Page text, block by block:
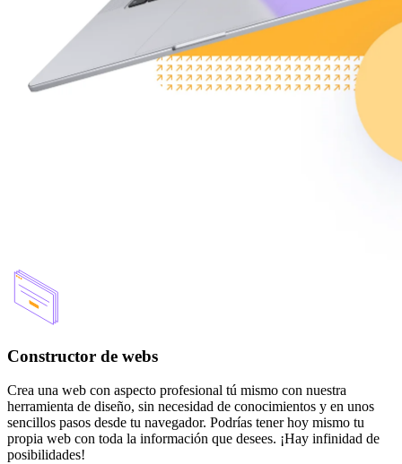
Constructor de webs
Crea una web con aspecto profesional tú mismo con nuestra
herramienta de diseño, sin necesidad de conocimientos y en unos
sencillos pasos desde tu navegador. Podrías tener hoy mismo tu
propia web con toda la información que desees. ¡Hay infinidad de
posibilidades!